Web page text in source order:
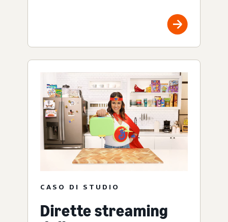
CASO DI STUDIO
Dirette streaming